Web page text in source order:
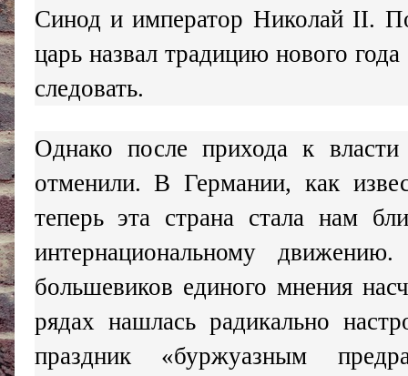
Синод и император Николай II.
царь назвал традицию нового
следовать.
Однако после прихода к
отменили. В Германии, как
теперь эта страна стала нам
интернациональному
большевиков единого мнения
рядах нашлась радикально
праздник «буржуазным